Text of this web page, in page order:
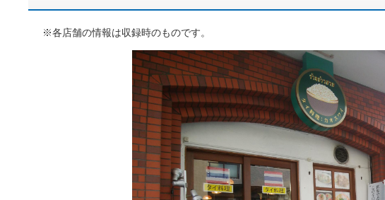
※各店舗の情報は収録時のものです。